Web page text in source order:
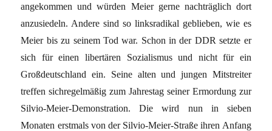
angekommen und würden Meier gerne nachträglich dort
anzusiedeln. Andere sind so linksradikal geblieben, wie es
Meier bis zu seinem Tod war. Schon in der DDR setzte er
sich für einen libertären Sozialismus und nicht für ein
Großdeutschland ein. Seine alten und jungen Mitstreiter
treffen sichregelmäßig zum Jahrestag seiner Ermordung zur
Silvio-Meier-Demonstration. Die wird nun in sieben
Monaten erstmals von der Silvio-Meier-Straße ihren Anfang